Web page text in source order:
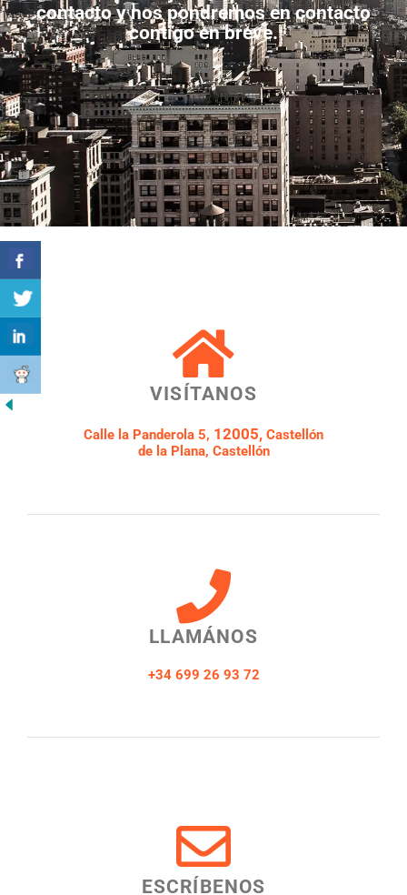
contacto y nos pondremos en contacto
contigo en breve.
VISÍTANOS
Calle la Panderola 5, 12005, Castellón
de la Plana, Castellón
LLAMÁNOS
+34 699 26 93 72
ESCRÍBENOS